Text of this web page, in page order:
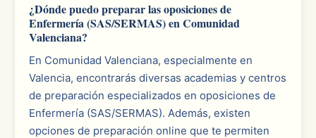
¿Dónde puedo preparar las oposiciones de
Enfermería (SAS/SERMAS) en Comunidad
Valenciana?
En Comunidad Valenciana, especialmente en
Valencia, encontrarás diversas academias y centros
de preparación especializados en oposiciones de
Enfermería (SAS/SERMAS). Además, existen
opciones de preparación online que te permiten